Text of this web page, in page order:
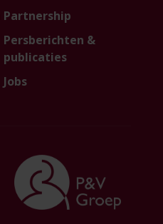
Partnership
Persberichten &
publicaties
Jobs